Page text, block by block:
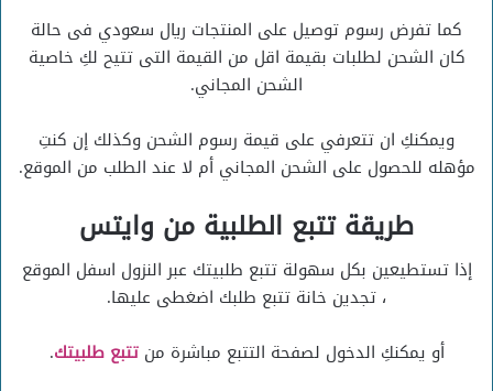
كما تفرض رسوم توصيل على المنتجات ريال سعودي فى حالة
كان الشحن لطلبات بقيمة اقل من القيمة التى تتيح لكِ خاصية
الشحن المجاني.
ويمكنكِ ان تتعرفي على قيمة رسوم الشحن وكذلك إن كنتِ
مؤهله للحصول على الشحن المجاني أم لا عند الطلب من الموقع.
طريقة تتبع الطلبية من وايتس
إذا تستطيعين بكل سهولة تتبع طلبيتك عبر النزول اسفل الموقع
، تجدين خانة تتبع طلبك اضغطى عليها.
أو يمكنكِ الدخول لصفحة التتبع مباشرة منتتبع طلبيتك.